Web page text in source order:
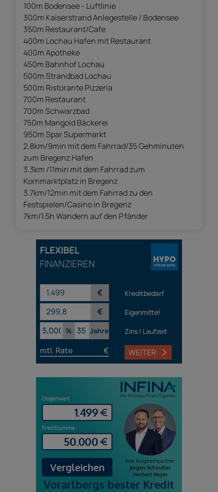
100m Bodensee - Luftlinie
300m Kaiserstrand Anlegestelle / Bodensee
350m Restaurant/Cafe
400m Lochau Hafen mit Restaurant
400m Apotheke
450m Bahnhof Lochau
500m Strandbad Lochau
500m Ristorante Pizzeria
700m Restaurant
700m Schwarzbad
750m Mangold Bäckerei
950m Spar Supermarkt
2.8km/9min mit dem Fahrrad/35 Gehminuten
zum Bregenz Hafen
3.3km /11min mit dem Fahrrad zum
Kornmarktplatz in Bregenz
3.7km/12min mit dem Fahrrad zu den
Festspielen/Casino in Bregenz
7km/1.5h Wandern auf den Pfänder
FLEXIBEL
FINANZIEREN
€ Kreditbedarf
€
Eigenmittel
%
Jahre Zins | Laufzeit
mtl. Rate € WEITER